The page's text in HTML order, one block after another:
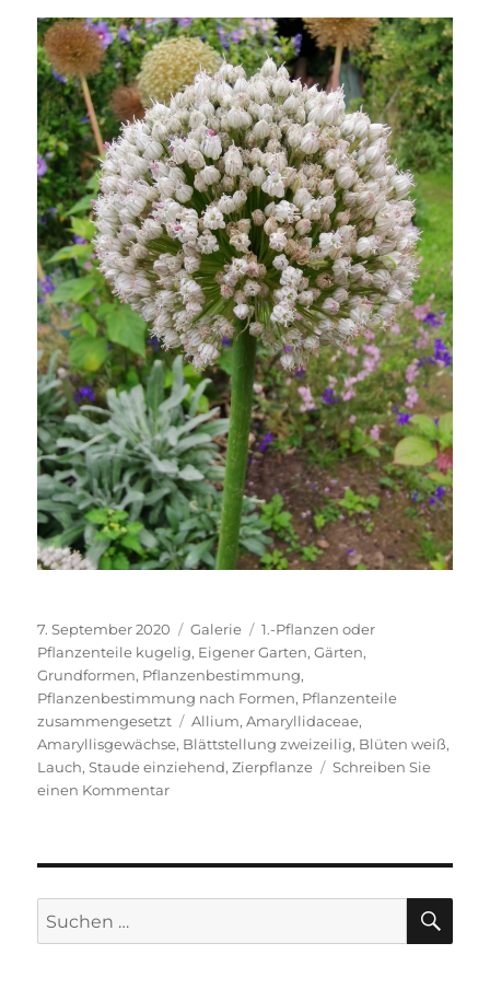
Veröffentlicht
am
7. September 2020 Format
Galerie Kategorien
1.-Pflanzen oder
Pflanzenteile kugelig, Eigener Garten,Gärten,
Grundformen, Pflanzenbestimmung,
Pflanzenbestimmung nach Formen, Pflanzenteile
zusammengesetzt
Schlagwörter
Allium,Amaryllidaceae,
Amaryllisgewächse, Blättstellung zweizeilig, Blüten weiß,
Lauch,Staude einziehend,Zierpflanze
Schreiben Sie
einen Kommentarzu
Suche
nach: